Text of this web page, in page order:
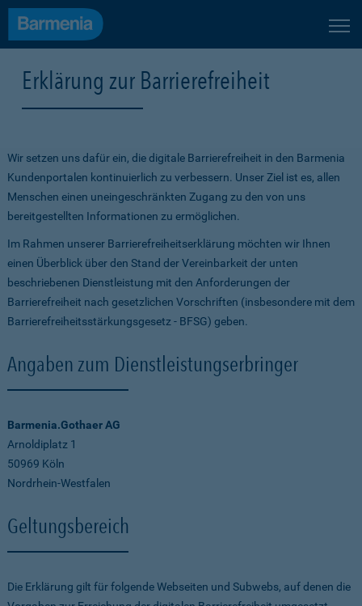
Erklärung zur Barrierefreiheit
Wir setzen uns dafür ein, die digitale Barrierefreiheit in den Barmenia
Kundenportalen kontinuierlich zu verbessern. Unser Ziel ist es, allen
Menschen einen uneingeschränkten Zugang zu den von uns
bereitgestellten Informationen zu ermöglichen.
Im Rahmen unserer Barrierefreiheitserklärung möchten wir Ihnen
einen Überblick über den Stand der Vereinbarkeit der unten
beschriebenen Dienstleistung mit den Anforderungen der
Barrierefreiheit nach gesetzlichen Vorschriften (insbesondere mit dem
Barrierefreiheitsstärkungsgesetz - BFSG) geben.
Angaben zum Dienstleistungserbringer
Barmenia.Gothaer AG
Arnoldiplatz 1
50969 Köln
Nordrhein-Westfalen
Geltungsbereich
Die Erklärung gilt für folgende Webseiten und Subwebs, auf denen die